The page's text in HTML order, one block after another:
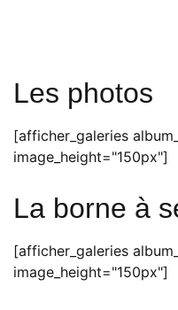
Les photos
[afficher_galeries
image_height="150px"]
La borne à
[afficher_galeries
image_height="150px"]